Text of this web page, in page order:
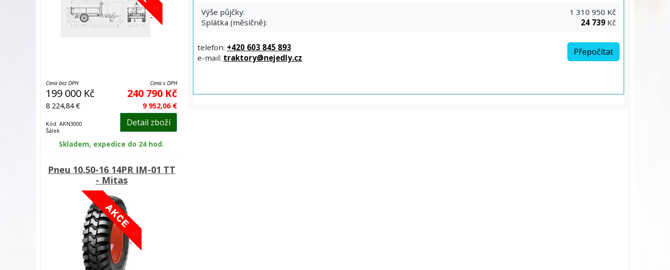
Cena bez DPH
199 000 Kč
8 224,84 €
Cena s DPH
240 790 Kč
9 952,06 €
Kód: AKN3000
Šálek
Detail zboží
Skladem, expedice do 24 hod.
Pneu 10.50-16 14PR IM-01 TT
- Mitas
Výše půjčky:
1 310 950 Kč
Splátka (měsíčně):
24 739 Kč
telefon: +420 603 845 893
e-mail: traktory@nejedly.cz